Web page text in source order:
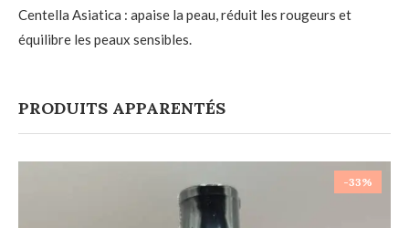
Centella Asiatica : apaise la peau, réduit les rougeurs et
équilibre les peaux sensibles.
PRODUITS APPARENTÉS
-33%